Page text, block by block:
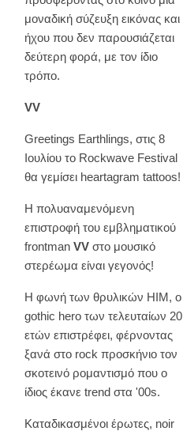
μοναδική σύζευξη εικόνας και
ήχου που δεν παρουσιάζεται
δεύτερη φορά, με τον ίδιο
τρόπο.
VV
Greetings Earthlings, στις 8
Ιουλίου το Rockwave Festival
θα γεμίσει heartagram tattoos!
H πολυαναμενόμενη
επιστροφή του εμβληματικού
frontman VV στο μουσικό
στερέωμα είναι γεγονός!
Η φωνή των θρυλικών HIM, ο
gothic hero των τελευταίων 20
ετών επιστρέφει, φέρνοντας
ξανά στο rock προσκήνιο τον
σκοτεινό ρομαντισμό που o
ίδιος έκανε trend στα '00s.
Καταδικασμένοι έρωτες, noir